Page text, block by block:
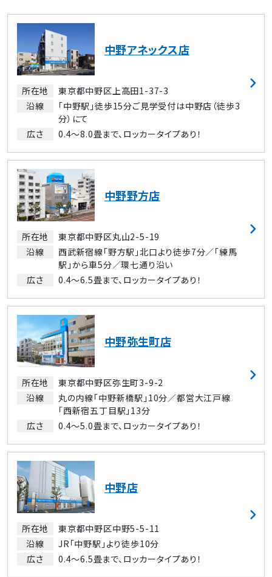
中野アネックス店
所在地
東京都中野区上高田1-37-3
沿線
「中野駅」徒歩15分ご見学受付は中野店（徒歩3
分）にて
広さ
0.4～8.0畳まで、ロッカータイプあり！
中野野方店
所在地
東京都中野区丸山2-5-19
沿線
西武新宿線「野方駅」北口より徒歩7分／「練馬
駅」から車5分／環七通り沿い
広さ
0.4～6.5畳まで、ロッカータイプあり！
中野弥生町店
所在地
東京都中野区弥生町3-9-2
沿線
丸の内線「中野新橋駅」10分／都営大江戸線
「西新宿五丁目駅」13分
広さ
0.4～5.0畳まで、ロッカータイプあり！
中野店
所在地
東京都中野区中野5-5-11
沿線
JR「中野駅」より徒歩10分
広さ
0.4～6.5畳まで、ロッカータイプあり！